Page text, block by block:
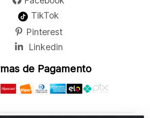
TikTok
Pinterest
Linkedin
de Pagamento